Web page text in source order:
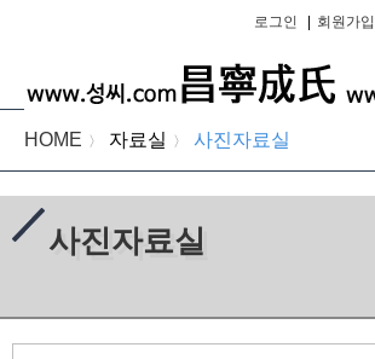
로그인 회원가입
HOME 〉 자료실 〉 사진자료실
사진자료실